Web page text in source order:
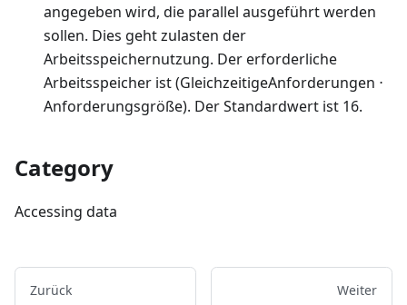
angegeben wird, die parallel ausgeführt werden
sollen. Dies geht zulasten der
Arbeitsspeichernutzung. Der erforderliche
Arbeitsspeicher ist (GleichzeitigeAnforderungen ⋅
Anforderungsgröße). Der Standardwert ist 16.
Category
Accessing data
Zurück Weiter